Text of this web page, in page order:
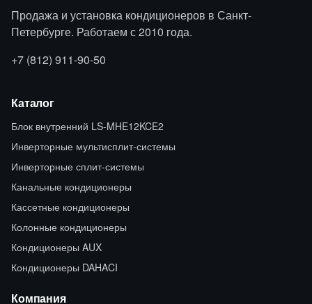
Продажа и установка кондиционеров в Санкт-
Петербурге. Работаем с 2010 года.
+7 (812) 911-90-50
Каталог
Блок внутренний LS-MHE12KCE2
Инверторные мультисплит-системы
Инверторные сплит-системы
Канальные кондиционеры
Кассетные кондиционеры
Колонные кондиционеры
Кондиционеры AUX
Кондиционеры DAHACI
Компания